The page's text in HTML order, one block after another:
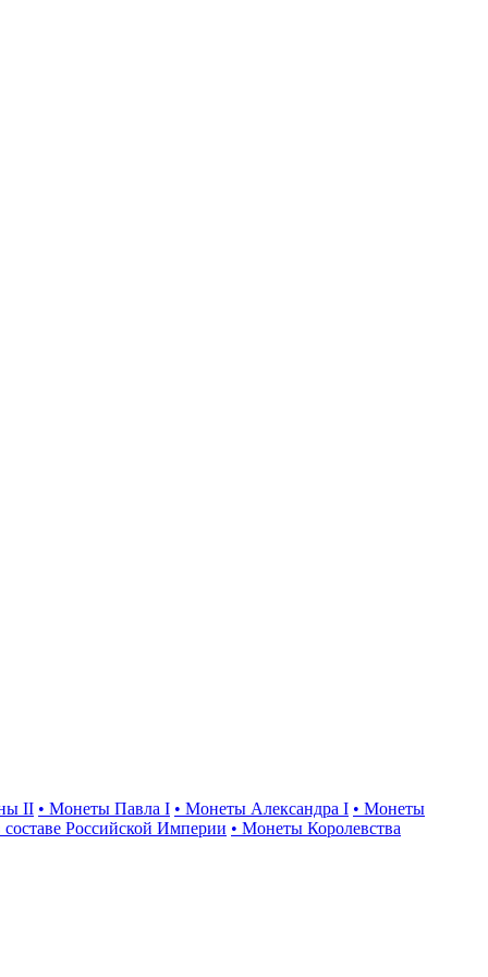
II • Монеты Павла I • Монеты Александра I • Монеты
Российской Империи • Монеты Королевства